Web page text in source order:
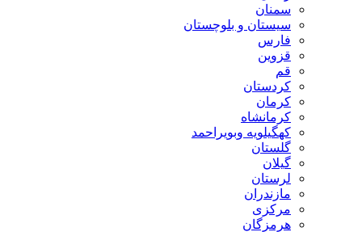
سمنان
سیستان و بلوچستان
فارس
قزوین
قم
کردستان
کرمان
کرمانشاه
کهگیلویه وبویراحمد
گلستان
گیلان
لرستان
مازندران
مرکزی
هرمزگان